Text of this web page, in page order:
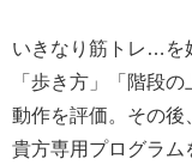
いきなり筋トレ…を
「歩き方」「階段
動作を評価。その後
貴方専用プログラム